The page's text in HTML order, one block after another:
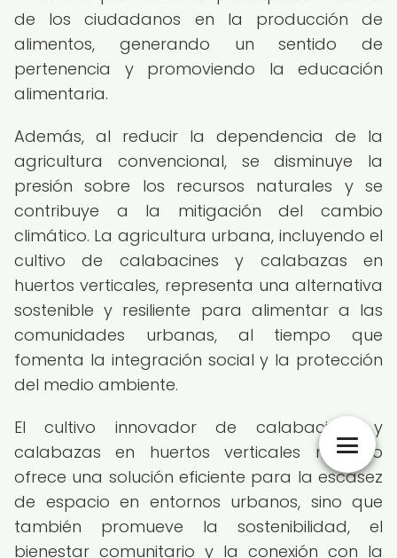
de los ciudadanos en la producción de
alimentos, generando un sentido de
pertenencia y promoviendo la educación
alimentaria.
Además, al reducir la dependencia de la
agricultura convencional, se disminuye la
presión sobre los recursos naturales y se
contribuye a la mitigación del cambio
climático. La agricultura urbana, incluyendo el
cultivo de calabacines y calabazas en
huertos verticales, representa una alternativa
sostenible y resiliente para alimentar a las
comunidades urbanas, al tiempo que
fomenta la integración social y la protección
del medio ambiente.
El cultivo innovador de calabacines y
calabazas en huertos verticales no solo
ofrece una solución eficiente para la escasez
de espacio en entornos urbanos, sino que
también promueve la sostenibilidad, el
bienestar comunitario y la conexión con la